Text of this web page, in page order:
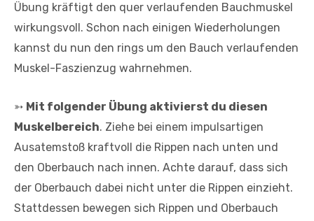
Übung kräftigt den quer verlaufenden Bauchmuskel
wirkungsvoll. Schon nach einigen Wiederholungen
kannst du nun den rings um den Bauch verlaufenden
Muskel-Faszienzug wahrnehmen.
➳ Mit folgender Übung aktivierst du diesen
Muskelbereich. Ziehe bei einem impulsartigen
Ausatemstoß kraftvoll die Rippen nach unten und
den Oberbauch nach innen. Achte darauf, dass sich
der Oberbauch dabei nicht unter die Rippen einzieht.
Stattdessen bewegen sich Rippen und Oberbauch